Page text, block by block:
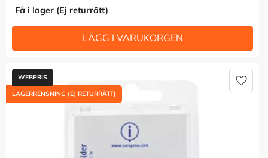
Få i lager (Ej returrätt)
LAGERRENSNING (EJ RETURRÄTT)
Lägg